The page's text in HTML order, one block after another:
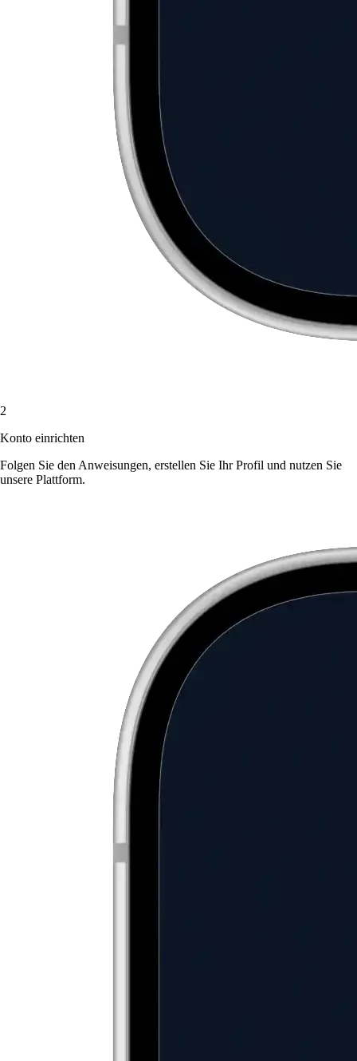
2
Konto einrichten
Folgen Sie den Anweisungen, erstellen Sie Ihr Profil und nutzen Sie
unsere Plattform.